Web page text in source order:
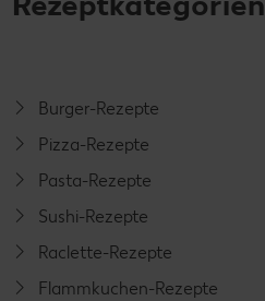
Burger-Rezepte
Pizza-Rezepte
Pasta-Rezepte
Sushi-Rezepte
Raclette-Rezepte
Flammkuchen-Rezepte